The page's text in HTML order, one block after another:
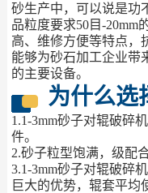
砂生产中，可以说是功
品粒度要求50目-20mm
高、维修方便等特点，
能够为砂石加工企业带
的主要设备。
为什么选
1.1-3mm砂子对辊破碎
件。
2.砂子粒型饱满，级配
3.1-3mm砂子对辊破碎
巨大的优势，辊套平均